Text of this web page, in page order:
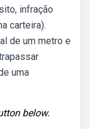
infração
carteira).
de um metro e
uma
below.